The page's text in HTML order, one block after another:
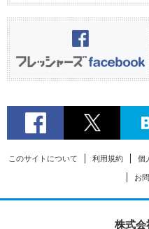
このサイトについて 利用規約 個
お
株式会